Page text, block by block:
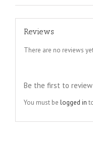
Reviews
There are no reviews
Be the first to review
You must be logged in